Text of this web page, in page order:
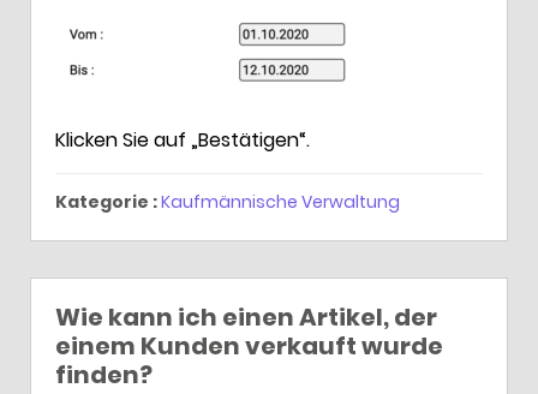
Klicken Sie auf „Bestätigen“.
Kategorie :Kaufmännische Verwaltung
Wie kann ich einen Artikel, der
einem Kunden verkauft wurde
finden?